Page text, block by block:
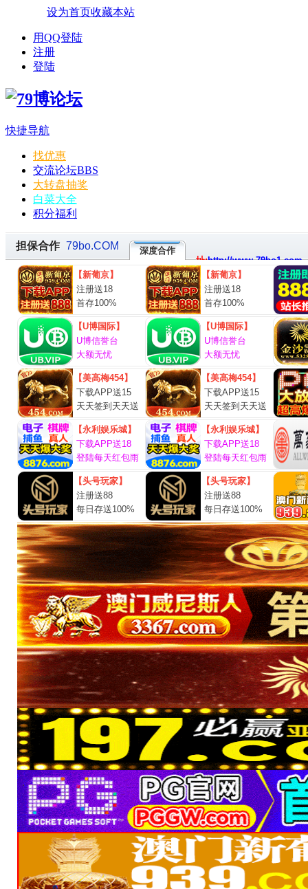
设为首页收藏本站
用QQ登陆
注册
登陆
快捷导航
找优惠
交流论坛BBS
大转盘抽奖
白菜大全
积分福利